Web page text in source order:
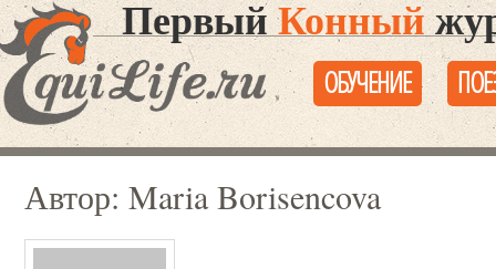
ПервыйКонный
ОБУЧЕНИЕ
Автор: Maria Borisencova